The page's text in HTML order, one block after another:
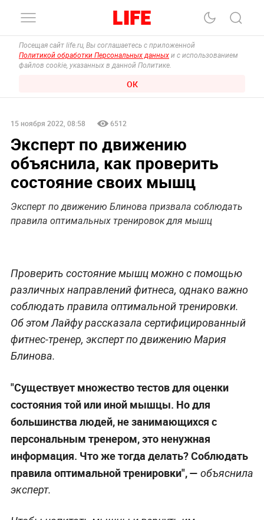
Посещая сайт life.ru, Вы соглашаетесь с приложенной
Политикой обработки Персональных данных и с использованием
файлов cookie, указанных в данной Политике.
ОК
15 ноября 2022, 08:58 6512
Эксперт по движению
объяснила, как проверить
состояние своих мышц
Эксперт по движению Блинова призвала соблюдать
правила оптимальных тренировок для мышц
Проверить состояние мышц можно с помощью
различных направлений фитнеса, однако важно
соблюдать правила оптимальной тренировки.
Об этом Лайфу рассказала сертифицированный
фитнес-тренер, эксперт по движению Мария
Блинова.
"Существует множество тестов для оценки
состояния той или иной мышцы. Но для
большинства людей, не занимающихся с
персональным тренером, это ненужная
информация. Что же тогда делать? Соблюдать
правила оптимальной тренировки", — объяснила
эксперт.